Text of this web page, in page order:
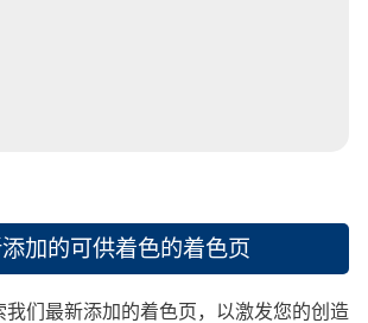
加的可供着色的着色页
我们最新添加的着色页，以激发您的创造